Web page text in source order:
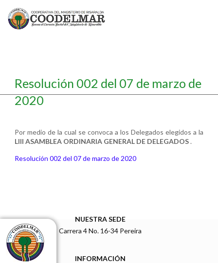
Resolución 002 del 07 de marzo de
2020
Por medio de la cual se convoca a los Delegados elegidos a la
LIII ASAMBLEA ORDINARIA GENERAL DE DELEGADOS.
Resolución 002 del 07 de marzo de 2020
NUESTRA SEDE
Carrera 4 No. 16-34 Pereira
INFORMACIÓN